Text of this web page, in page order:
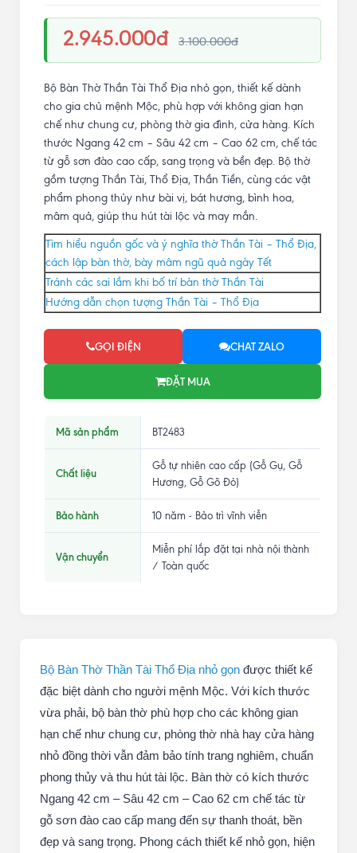
2.945.000đ 3.100.000đ
Bộ Bàn Thờ Thần Tài Thổ Địa nhỏ gọn, thiết kế dành
cho gia chủ mệnh Mộc, phù hợp với không gian hạn
chế như chung cư, phòng thờ gia đình, cửa hàng. Kích
thước Ngang 42 cm – Sâu 42 cm – Cao 62 cm, chế tác
từ gỗ sơn đào cao cấp, sang trọng và bền đẹp. Bộ thờ
gồm tượng Thần Tài, Thổ Địa, Thần Tiền, cùng các vật
phẩm phong thủy như bài vị, bát hương, bình hoa,
mâm quả, giúp thu hút tài lộc và may mắn.
Tìm hiểu nguồn gốc và ý nghĩa thờ Thần Tài – Thổ Địa,
cách lập bàn thờ, bày mâm ngũ quả ngày Tết
Tránh các sai lầm khi bố trí bàn thờ Thần Tài
Hướng dẫn chọn tượng Thần Tài – Thổ Địa
GỌI ĐIỆN CHAT ZALO
ĐẶT MUA
Mã sản phẩm BT2483
Chất liệu
Gỗ tự nhiên cao cấp (Gỗ Gụ, Gỗ
Hương, Gỗ Gõ Đỏ)
Bảo hành 10 năm - Bảo trì vĩnh viễn
Vận chuyển
Miễn phí lắp đặt tại nhà nội thành
/ Toàn quốc
Bộ Bàn Thờ Thần Tài Thổ Địa nhỏ gọn được thiết kế
đặc biệt dành cho người mệnh Mộc. Với kích thước
vừa phải, bộ bàn thờ phù hợp cho các không gian
hạn chế như chung cư, phòng thờ nhà hay cửa hàng
nhỏ đồng thời vẫn đảm bảo tính trang nghiêm, chuẩn
phong thủy và thu hút tài lộc. Bàn thờ có kích thước
Ngang 42 cm – Sâu 42 cm – Cao 62 cm chế tác từ
gỗ sơn đào cao cấp mang đến sự thanh thoát, bền
đẹp và sang trọng. Phong cách thiết kế nhỏ gọn, hiện